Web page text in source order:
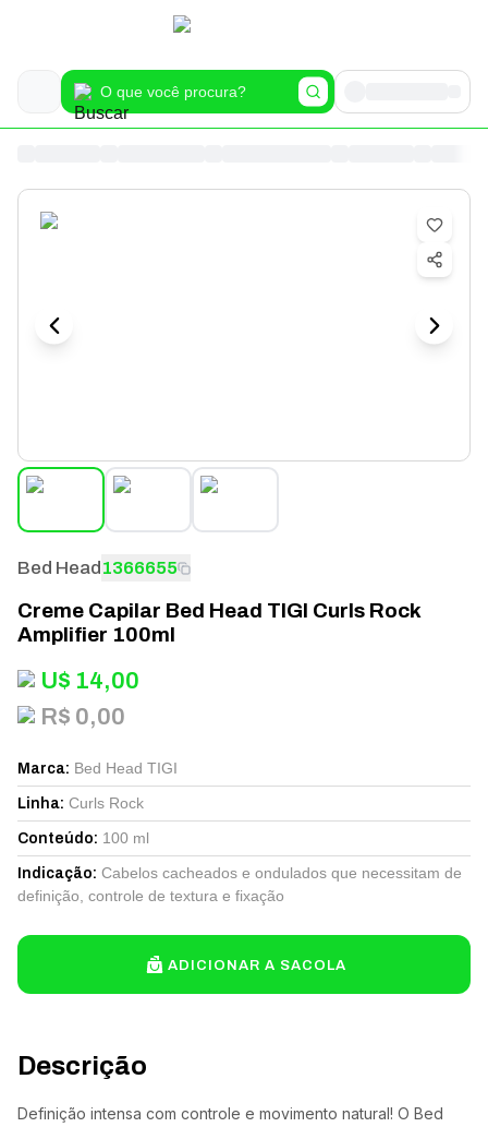
Descrição
Definição intensa com controle e movimento natural! O Bed
Bed Head1366655
Creme Capilar Bed Head TIGI Curls Rock
Amplifier 100ml
U$ 14,00
R$ 0,00
Marca: Bed Head TIGI
Linha: Curls Rock
Conteúdo: 100 ml
Indicação: Cabelos cacheados e ondulados que necessitam de
definição, controle de textura e fixação
ADICIONAR A SACOLA